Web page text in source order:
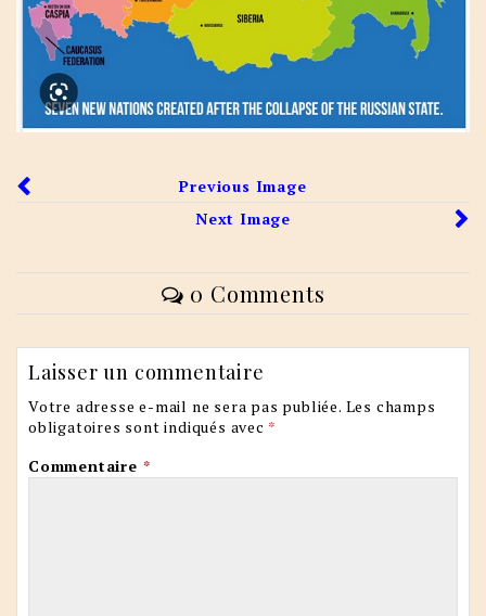
Previous Image
Next Image
0 Comments
Laisser un commentaire
Votre adresse e-mail ne sera pas publiée. Les champs
obligatoires sont indiqués avec *
Commentaire *